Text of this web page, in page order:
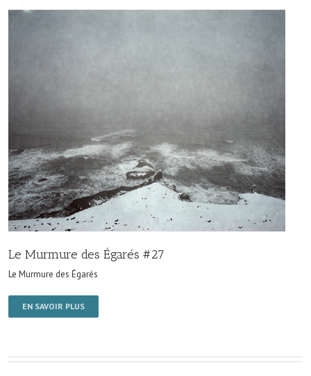
Le Murmure des Égarés #27
Le Murmure des Égarés
EN SAVOIR PLUS